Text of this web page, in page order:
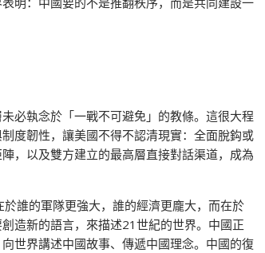
必執念於「一戰不可避免」的教條。這很大程
度韌性，讓美國不得不認清現實：全面脫鈎或
，以及雙方建立的最高層直接對話渠道，成為
誰的軍隊更強大，誰的經濟更龐大，而在於
造新的語言，來描述21世紀的世界。中國正
世界講述中國故事、傳遞中國理念。中國的復